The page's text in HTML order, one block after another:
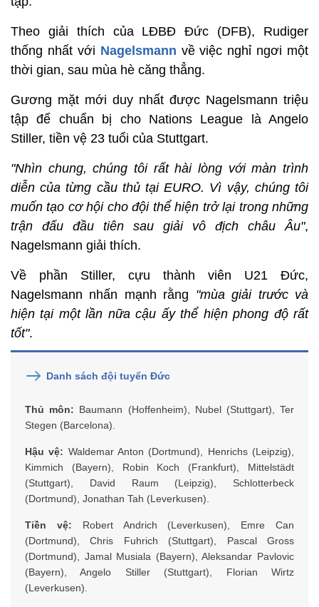
Theo giải thích của LĐBĐ Đức (DFB), Rudiger
thống nhất với Nagelsmann về việc nghỉ ngơi một
thời gian, sau mùa hè căng thẳng.
Gương mặt mới duy nhất được Nagelsmann triệu
tập để chuẩn bị cho Nations League là Angelo
Stiller, tiền vệ 23 tuổi của Stuttgart.
"Nhìn chung, chúng tôi rất hài lòng với màn trình
diễn của từng cầu thủ tại EURO. Vì vậy, chúng tôi
muốn tạo cơ hội cho đội thể hiện trở lại trong những
trận đấu đầu tiên sau giải vô địch châu Âu",
Nagelsmann giải thích.
Về phần Stiller, cựu thành viên U21 Đức,
Nagelsmann nhấn mạnh rằng "mùa giải trước và
hiện tại một lần nữa cậu ấy thể hiện phong độ rất
tốt".
Danh sách đội tuyển Đức
Thủ môn: Baumann (Hoffenheim), Nubel (Stuttgart), Ter
Stegen (Barcelona).
Hậu vệ: Waldemar Anton (Dortmund), Henrichs (Leipzig),
Kimmich (Bayern), Robin Koch (Frankfurt), Mittelstädt
(Stuttgart), David Raum (Leipzig), Schlotterbeck
(Dortmund), Jonathan Tah (Leverkusen).
Tiền vệ: Robert Andrich (Leverkusen), Emre Can
(Dortmund), Chris Fuhrich (Stuttgart), Pascal Gross
(Dortmund), Jamal Musiala (Bayern), Aleksandar Pavlovic
(Bayern), Angelo Stiller (Stuttgart), Florian Wirtz
(Leverkusen).